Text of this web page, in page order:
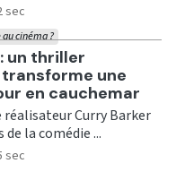
sec
un thriller
une
en cauchemar
cinéma ?
réalisateur Curry Barker
la comédie ...
sec